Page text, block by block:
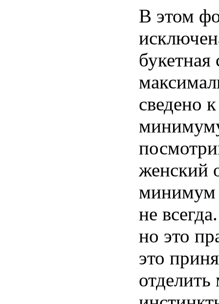
В этом
букетная
сведено
женский
минимум
не
но это
это